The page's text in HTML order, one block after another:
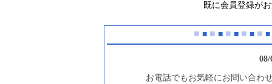
既に会員登録が
■ ■ ■ ■ ■ ■ ■ ■ ■ ■
お電話でもお気軽にお問い合わ